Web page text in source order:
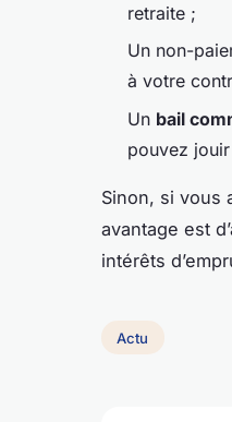
retraite ;
Un non-
à votre
Un bail
pouvez
Sinon, si vous
avantage est
intérêts
Actu